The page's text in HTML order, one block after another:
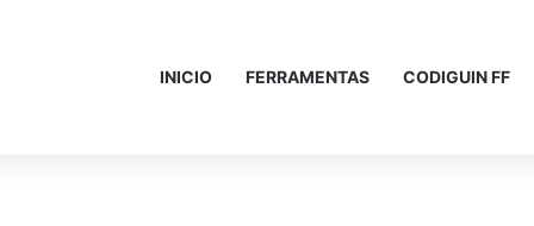
INICIO FERRAMENTAS CODIGUIN FF